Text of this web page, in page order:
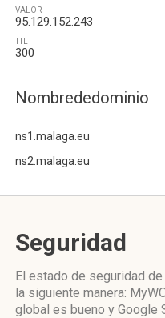
VALOR
95.129.152.243
TTL
300
Nombrededominio
ns1.malaga.eu
ns2.malaga.eu
Seguridad
El estado de seguridad
la siguiente manera:
global es bueno y Google